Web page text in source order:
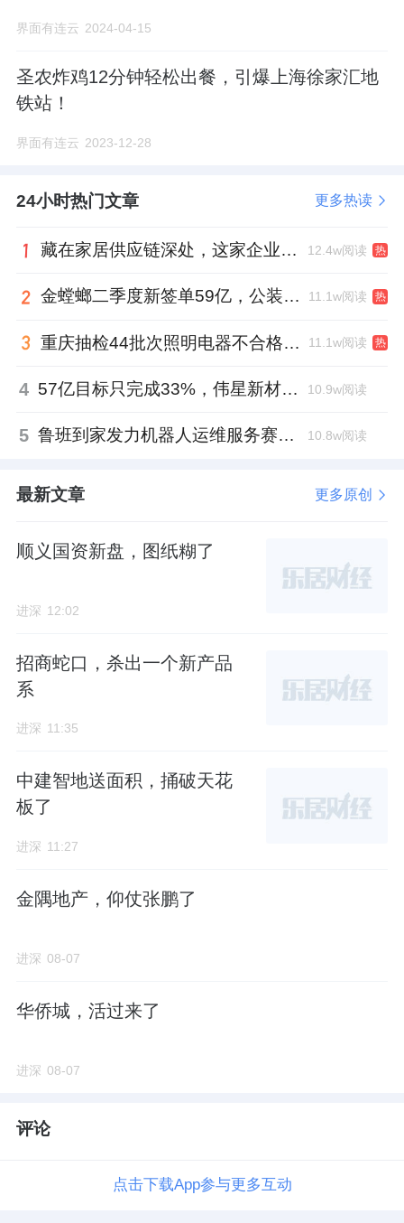
界面有连云 2024-04-15
圣农炸鸡12分钟轻松出餐，引爆上海徐家汇地
铁站！
界面有连云 2023-12-28
24小时热门文章 更多热读
藏在家居供应链深处，这家企业正在悄悄转型 12.4w阅读 热
金螳螂二季度新签单59亿，公装业务贡献逾八成 11.1w阅读 热
重庆抽检44批次照明电器不合格，木林森全资子公司被点名 11.1w阅读 热
4 57亿目标只完成33%，伟星新材董事长金红阳达标之路还有多远？ 10.9w阅读
5 鲁班到家发力机器人运维服务赛道，邓崴与张卫军握手合作 10.8w阅读
最新文章 更多原创
顺义国资新盘，图纸糊了
进深 12:02
招商蛇口，杀出一个新产品
系
进深 11:35
中建智地送面积，捅破天花
板了
进深 11:27
金隅地产，仰仗张鹏了
进深 08-07
华侨城，活过来了
进深 08-07
评论
点击下载App参与更多互动